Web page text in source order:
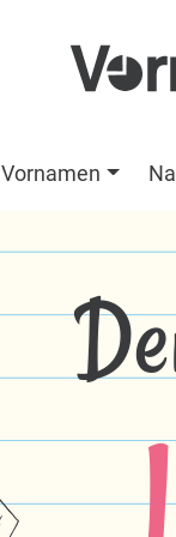
Vornamen